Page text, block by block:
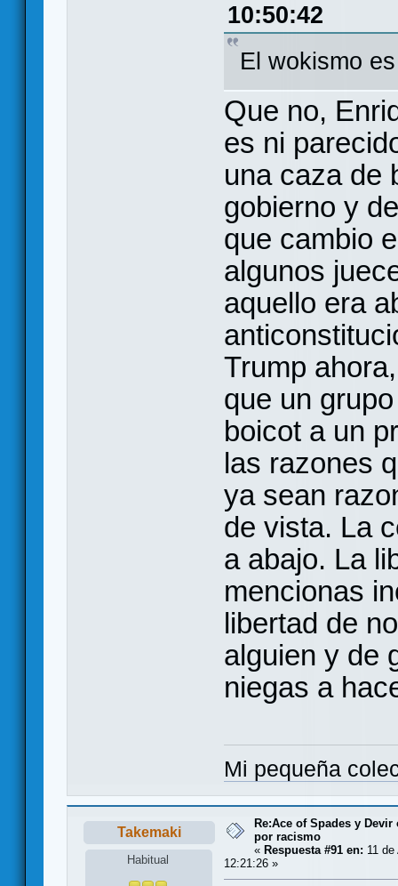
10:50:42
El wokismo
Que no,
es ni
una caza de
gobierno y
que cambio
algunos
aquello era
Trump
que un
boicot a un
las razones
ya sean
de vista. La
a abajo. La
mencionas
libertad de
alguien y de
niegas a
Mi pequeña
Takemaki
Habitual
Re:Ace of Spades y
por racismo
« Respuesta #91 en: 11
12:21:26 »